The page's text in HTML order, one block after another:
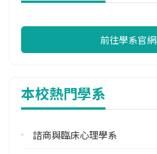
校際選課人數
113學年度下學期
修輔系人數
113學年度上學期
前往學系官網
本校熱門學系
諮商與臨床心理學系